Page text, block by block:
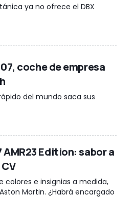
ya no ofrece el DBX
coche de empresa
del mundo saca sus
Edition: sabor a
colores e insignias a medida,
Martin. ¿Habrá encargado